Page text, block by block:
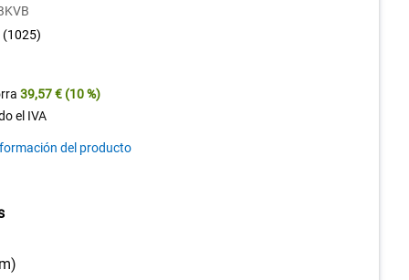
(1025)
5
stars.
reviews
39,57 € (10 %)
el IVA
del producto